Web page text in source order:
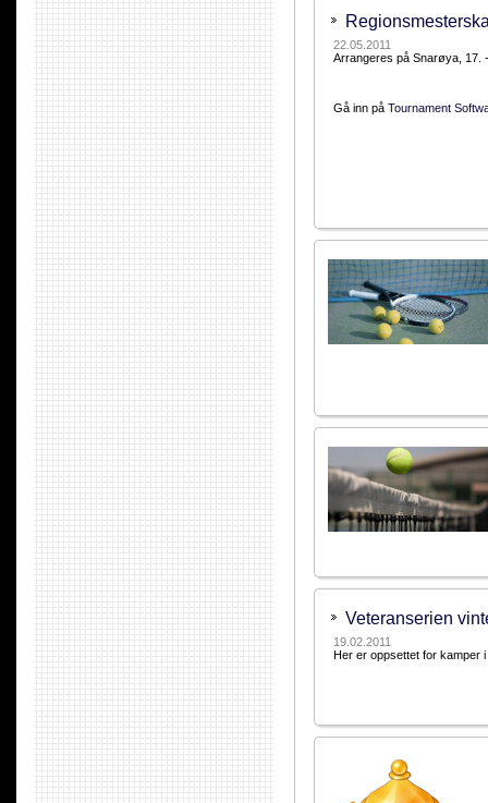
22.05.2011
Arrangeres på Snarøya, 17.
Gå inn på Tournament
Veteranserien
19.02.2011
Her er oppsettet for kamper